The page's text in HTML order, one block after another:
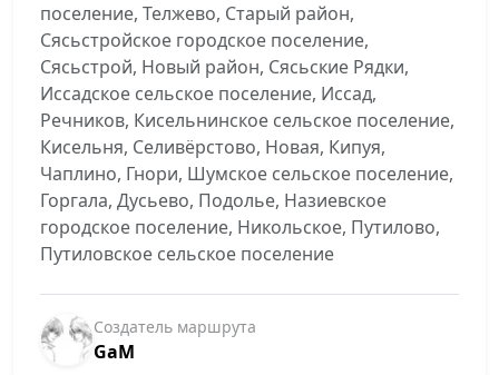
поселение, Телжево, Старый район,
Сясьстройское городское поселение,
Сясьстрой, Новый район, Сясьские Рядки,
Иссадское сельское поселение, Иссад,
Речников, Кисельнинское сельское поселение,
Кисельня, Селивёрстово, Новая, Кипуя,
Чаплино, Гнори, Шумское сельское поселение,
Горгала, Дусьево, Подолье, Назиевское
городское поселение, Никольское, Путилово,
Путиловское сельское поселение
Создатель маршрута
GaM